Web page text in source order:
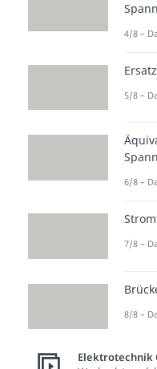
4/8 –
5/8 –
6/8 –
7/8 –
8/8 –
Elektrotechnik